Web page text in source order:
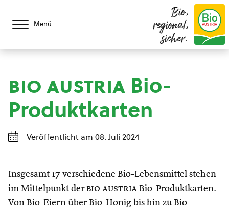
Menü
Bio,
regional,
sicher.
bio austria Bio-
Produktkarten
Veröffentlicht am 08. Juli 2024
Insgesamt 17 verschiedene Bio-Lebensmittel stehen
im Mittelpunkt der bio austria Bio-Produktkarten.
Von Bio-Eiern über Bio-Honig bis hin zu Bio-